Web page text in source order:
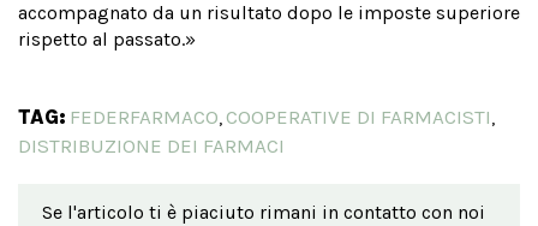
accompagnato da un risultato dopo le imposte superiore
rispetto al passato.»
TAG: FEDERFARMACO, COOPERATIVE DI FARMACISTI,
DISTRIBUZIONE DEI FARMACI
Se l'articolo ti è piaciuto rimani in contatto con noi